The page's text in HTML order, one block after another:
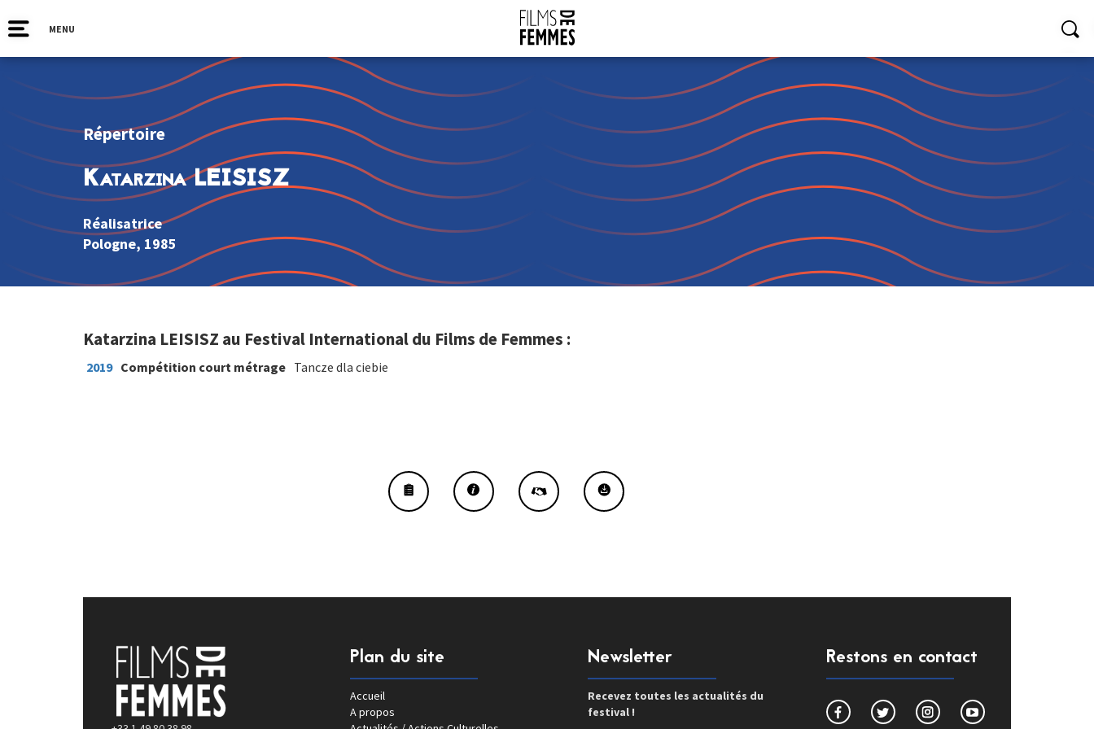
MENU
Répertoire
Katarzina LEISISZ
Réalisatrice
Pologne, 1985
Katarzina LEISISZ au Festival International du Films de Femmes :
2019 Compétition court métrage Tancze dla ciebie
Plan du site
Accueil
A propos
Newsletter
Recevez toutes les actualités du
festival !
Restons en contact